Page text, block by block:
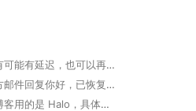
掘墓人 : 有可能有延迟，也可以再次发邮件确认
大胆 : 官方邮件回复你好，已恢复，请查实。 但实际未恢复
掘墓人 : 博客用的是 Halo，具体可以看下 https://www.halo.run 。